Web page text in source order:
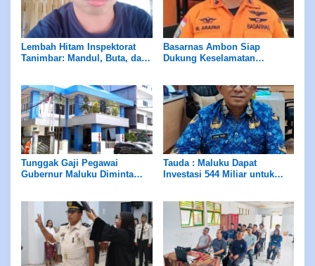
Lembah Hitam Inspektorat
Tanimbar: Mandul, Buta, dan
Basarnas Ambon Siap
Dukung Keselamatan
Penunjang
Tunggak Gaji Pegawai
Gubernur Maluku Diminta
Tauda : Maluku Dapat
Investasi 544 Miliar untuk